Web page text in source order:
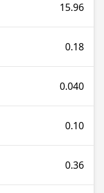
15.96
0.18
0.040
0.10
0.36